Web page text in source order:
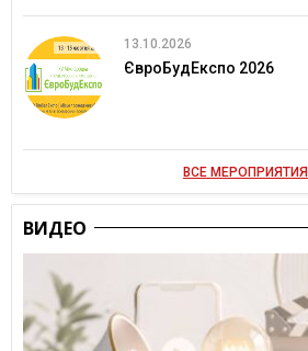
13.10.2026
ЄвроБудЕкспо 2026
ВСЕ МЕРОПРИЯТИЯ
ВИДЕО